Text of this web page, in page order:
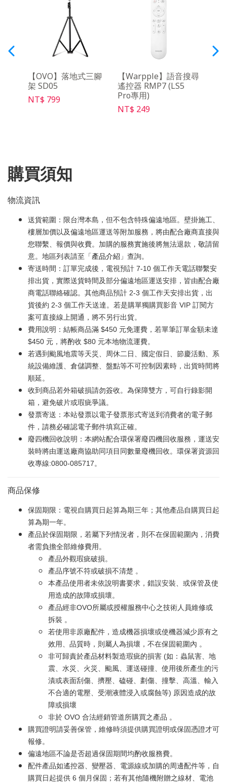
【OVO】落地式三腳
架 SD05
NT$ 799
【Warpple】語音搜尋
遙控器 RMP7 (LS5
Pro專用)
NT$ 249
購買須知
物流資訊
送貨範圍：限台灣本島，但不包含特殊偏遠地區。壁掛施工、
樓層加價以及偏遠地區運送等附加服務，將由配合廠商直接與
您聯繫、報價與收費。加購的服務實施後將無法退款，敬請留
意。地區列表請至「產品介紹 」查詢。
寄送時間：訂單完成後，電視預計 7-10 個工作天電話聯繫安
排出貨，實際送貨時間及部分偏遠地區運送安排，皆由配合廠
商電話聯絡確認。其他商品預計 2-3 個工作天安排出貨，出
貨後約 2-3 個工作天送達。若是購單獨購買影音 VIP 訂閱方
案可直接線上開通，將不另行出貨。
費用說明：結帳商品滿 $450 元免運費，若單筆訂單金額未達
$450 元，將酌收 $80 元本地物流運費。
若遇到颱風地震等天災、周休二日、國定假日、節慶活動、系
統設備維護、倉儲調整、盤點等不可控制因素時，出貨時間將
順延。
收到商品若外箱破損請勿簽收。為保障雙方，可自行錄影開
箱，避免破片或瑕疵爭議。
發票寄送：本站發票以電子發票形式寄送到消費者的電子郵
件，請務必確認電子郵件填寫正確。
廢四機回收說明：本網站配合環保署廢四機回收服務，運送安
裝時將由運送廠商協助同項目同數量廢機回收。環保署資源回
收專線:0800-085717。
商品保修
保固期限：電視自購買日起算為期三年；其他產品自購買日起
算為期一年。
產品於保固期限，若屬下列情況者，則不在保固範圍內，消費
者需負擔全部維修費用。
產品外觀瑕疵破損。
產品序號不符或破損不清楚 。
本產品使用者未依說明書要求，錯誤安裝、或保管及使
用造成的故障或損壞。
產品經非OVO所屬或授權服務中心之技術人員維修或
拆裝 。
若使用非原廠配件，造成機器損壞或使機器減少原有之
效用、品質時，則屬人為損壞，不在保固範圍內 。
非可歸責於產品材料製造瑕疵的損害 (如：蟲鼠害、地
震、水災、火災、颱風、運送碰撞、使用後所產生的污
漬或表面刮傷、擠壓、磕碰、劃傷、撞擊、高溫、輸入
不合適的電壓、受潮液體浸入或腐蝕等) 原因造成的故
障或損壞
非於 OVO 合法經銷管道所購買之產品 。
購買證明請妥善保管，維修時須提供購買證明或保固憑證才可
報修。
偏遠地區不論是否超過保固期間均酌收服務費。
配件產品如遙控器、變壓器、電源線或加購的周邊配件等，自
購買日起提供 6 個月保固；若有其他隨機附贈之線材、電池